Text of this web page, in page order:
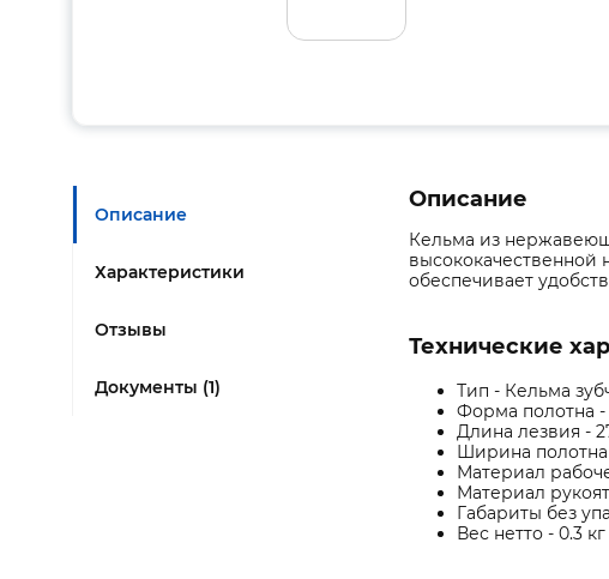
Описание
Характеристики
Отзывы
Документы (1)
Описание
Кельма из
обеспечивает
Технические
Тип - Кельма
Форма полотна -
Длина лезвия -
Ширина полотна
Материал
Материал
Габариты без
Вес нетто - 0.3 кг